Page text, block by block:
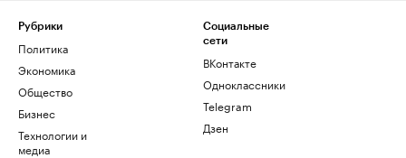
Рубрики
Политика
Экономика
Общество
Бизнес
Технологии и
медиа
Социальные
сети
ВКонтакте
Одноклассники
Telegram
Дзен